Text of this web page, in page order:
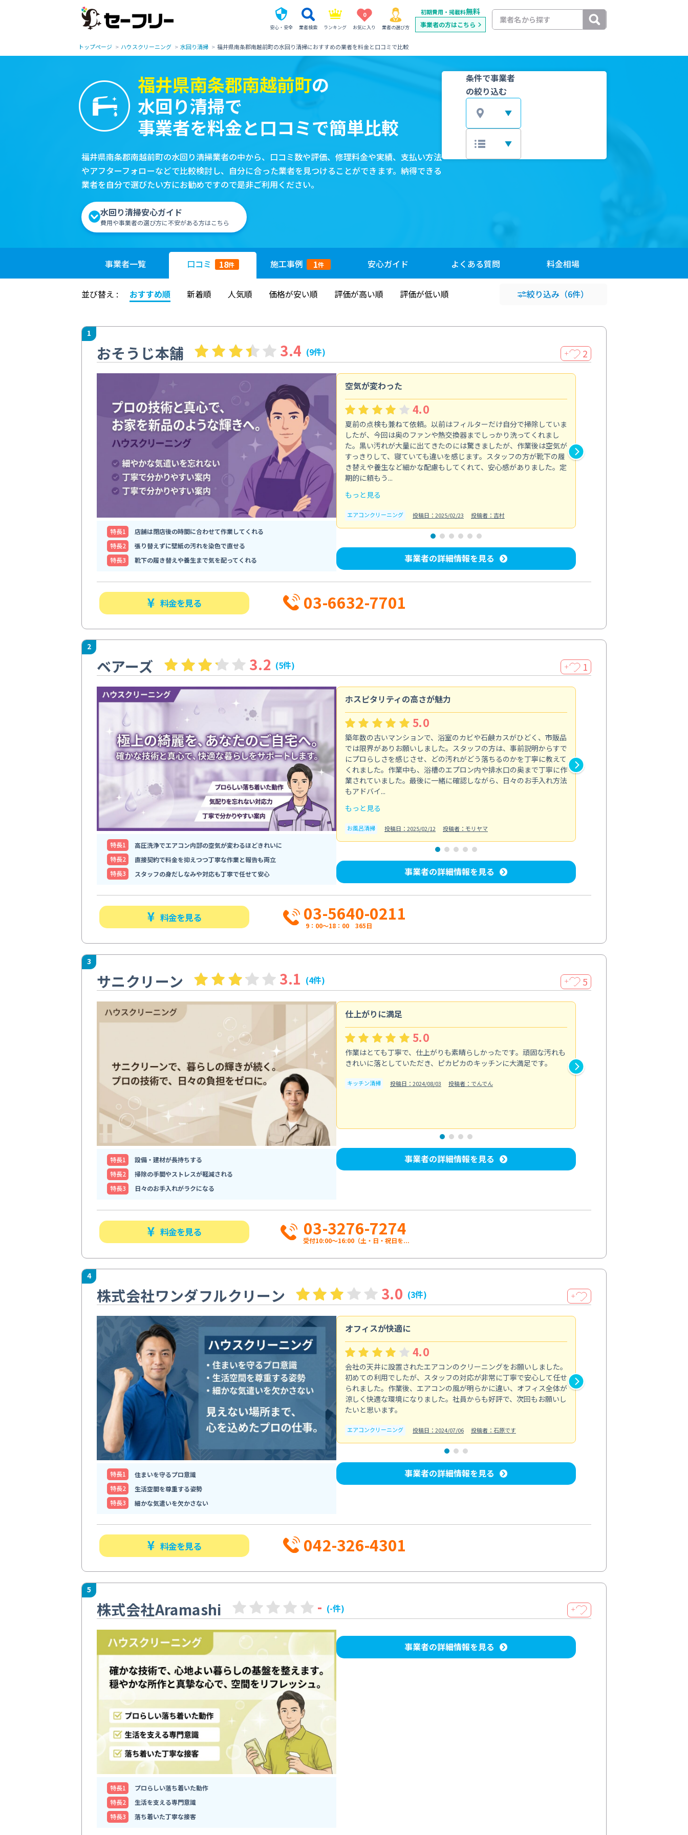
安心・安全 業者検索 ランキング
0
お気に入り 業者の選び方
初期費用・掲載料無料
事業者の方はこちら
トップページ ハウスクリーニング 水回り清掃 福井県南条郡南越前町の水回り清掃におすすめの業者を料金と口コミで比較
福井県南条郡南越前町の
水回り清掃で
事業者を料金と口コミで簡単比較
福井県南条郡南越前町の水回り清掃業者の中から、口コミ数や評価、修理料金や実績、支払い方法
やアフターフォローなどで比較検討し、自分に合った業者を見つけることができます。納得できる
業者を自分で選びたい方にお勧めですので是非ご利用ください。
水回り清掃安心ガイド
費用や事業者の選び方に不安がある方はこちら
条件で事業者
の絞り込む
事業者一覧 口コミ 18件 施工事例 1件 安心ガイド よくある質問 料金相場
並び替え : おすすめ順 新着順 人気順 価格が安い順 評価が高い順 評価が低い順 絞り込み （6件）
1
おそうじ本舗 3.4 (9件) ＋ 2
特⻑1
店舗は閉店後の時間に合わせて作業してくれる
特⻑2
張り替えずに壁紙の汚れを染色で直せる
特⻑3
靴下の履き替えや養生まで気を配ってくれる
空気が変わった
4.0
夏前の点検も兼ねて依頼。以前はフィルターだけ自分で掃除していま
したが、今回は奥のファンや熱交換器までしっかり洗ってくれまし
た。黒い汚れが大量に出てきたのには驚きましたが、作業後は空気が
すっきりして、寝ていても違いを感じます。スタッフの方が靴下の履
き替えや養生など細かな配慮もしてくれて、安心感がありました。定
期的に頼もう...
もっと見る
エアコンクリーニング 投稿日：2025/02/23 投稿者：吉村
事業者の詳細情報を見る
料金を見る 03-6632-7701
2
ベアーズ 3.2 (5件) ＋ 1
特⻑1
高圧洗浄でエアコン内部の空気が変わるほどきれいに
特⻑2
直接契約で料金を抑えつつ丁寧な作業と報告も両立
特⻑3
スタッフの身だしなみや対応も丁寧で任せて安心
ホスピタリティの高さが魅力
5.0
築年数の古いマンションで、浴室のカビや石鹸カスがひどく、市販品
では限界がありお願いしました。スタッフの方は、事前説明からすで
にプロらしさを感じさせ、どの汚れがどう落ちるのかを丁寧に教えて
くれました。作業中も、浴槽のエプロン内や排水口の奥まで丁寧に作
業されていました。最後に一緒に確認しながら、日々のお手入れ方法
もアドバイ...
もっと見る
お風呂清掃 投稿日：2025/02/12 投稿者：モリヤマ
事業者の詳細情報を見る
料金を見る 03-5640-0211
9：00～18：00 365日
3
サニクリーン 3.1 (4件) ＋ 5
特⻑1
設備・建材が長持ちする
特⻑2
掃除の手間やストレスが軽減される
特⻑3
日々のお手入れがラクになる
仕上がりに満足
5.0
作業はとても丁寧で、仕上がりも素晴らしかったです。頑固な汚れも
きれいに落としていただき、ピカピカのキッチンに大満足です。
キッチン清掃 投稿日：2024/08/03 投稿者：でんでん
事業者の詳細情報を見る
料金を見る 03-3276-7274
受付10:00〜16:00（土・日・祝日を...
4
株式会社ワンダフルクリーン 3.0 (3件) ＋
特⻑1
住まいを守るプロ意識
特⻑2
生活空間を尊重する姿勢
特⻑3
細かな気遣いを欠かさない
オフィスが快適に
4.0
会社の天井に設置されたエアコンのクリーニングをお願いしました。
初めての利用でしたが、スタッフの対応が非常に丁寧で安心して任せ
られました。作業後、エアコンの風が明らかに違い、オフィス全体が
涼しく快適な環境になりました。社員からも好評で、次回もお願いし
たいと思います。
エアコンクリーニング 投稿日：2024/07/06 投稿者：石原です
事業者の詳細情報を見る
料金を見る 042-326-4301
5
株式会社Aramashi - (-件) ＋
特⻑1
プロらしい落ち着いた動作
特⻑2
生活を支える専門意識
特⻑3
落ち着いた丁寧な接客
事業者の詳細情報を見る